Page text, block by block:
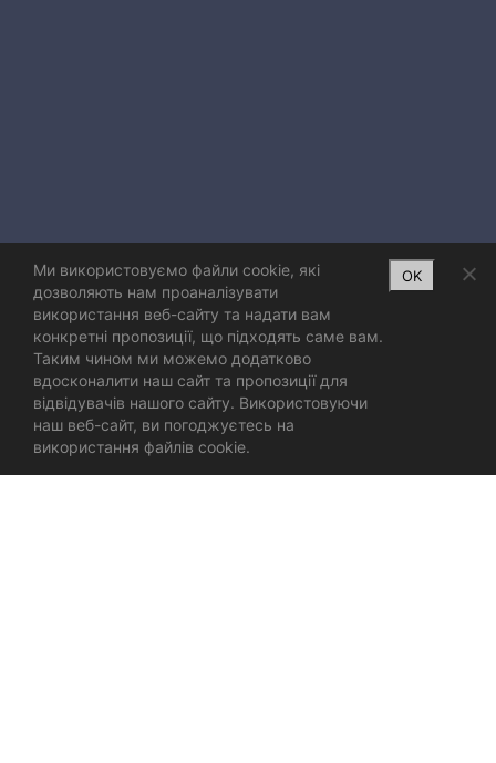
Ми використовуємо файли cookie, які
дозволяють нам проаналізувати
використання веб-сайту та надати вам
конкретні пропозиції, що підходять саме вам.
Таким чином ми можемо додатково
вдосконалити наш сайт та пропозиції для
відвідувачів нашого сайту. Використовуючи
наш веб-сайт, ви погоджуєтесь на
використання файлів cookie.
OK